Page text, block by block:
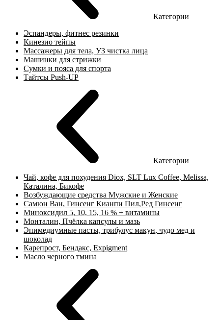
Категории
Эспандеры, фитнес резинки
Кинезио тейпы
Массажеры для тела, УЗ чистка лица
Машинки для стрижки
Сумки и пояса для спорта
Тайтсы Push-UP
Категории
Чай, кофе для похудения Diox, SLT Lux Coffee, Melissa,
Каталина, Бикофе
Возбуждающие средства Мужские и Женские
Самюн Ван, Гинсенг Кианпи Пил,Ред Гинсенг
Миноксидил 5, 10, 15, 16 % + витамины
Монталин, Пчёлка капсулы и мазь
Эпимедиумные пасты, трибулус макун, чудо мед и
шоколад
Карепрост, Бендакс, Expigment
Масло черного тмина